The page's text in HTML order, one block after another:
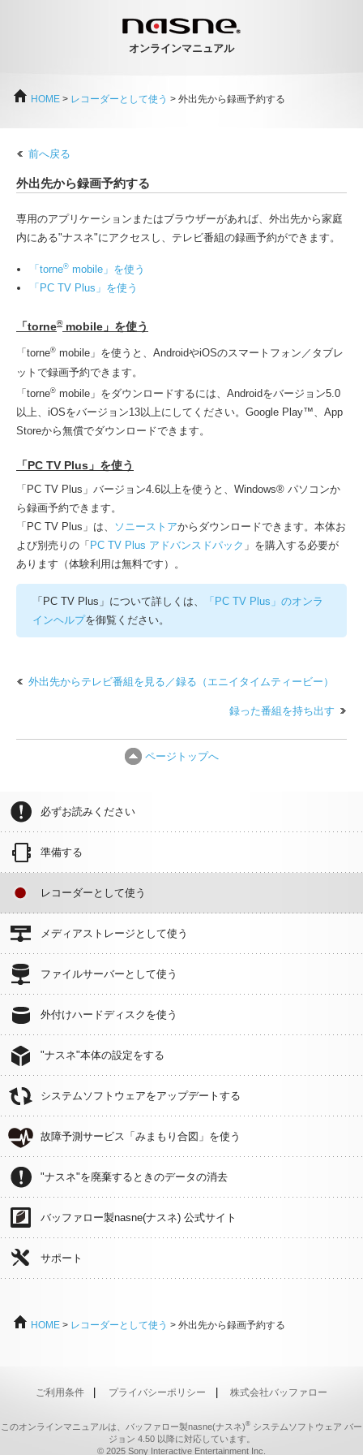
オンラインマニュアル
HOME > レコーダーとして使う > 外出先から録画予約する
前へ戻る
外出先から録画予約する
専用のアプリケーションまたはブラウザーがあれば、外出先から家庭
内にある"ナスネ"にアクセスし、テレビ番組の録画予約ができます。
「torne®mobile」を使う
「PC TV Plus」を使う
「torne®mobile」を使う
「torne® mobile」を使うと、AndroidやiOSのスマートフォン／タブレ
ットで録画予約できます。
「torne® mobile」をダウンロードするには、Androidをバージョン5.0
以上、iOSをバージョン13以上にしてください。Google Play™、App
Storeから無償でダウンロードできます。
「PC TV Plus」を使う
「PC TV Plus」バージョン4.6以上を使うと、Windows® パソコンか
ら録画予約できます。
「PC TV Plus」は、
ソニーストアからダウンロードできます。本体お
よび別売りの「 PC TV Plus アドバンスドパック 」を購入する必要が
あります（体験利用は無料です）。
「PC TV Plus」について詳しくは、
「PC TV Plus」のオンラ
インヘルプを御覧ください。
外出先からテレビ番組を見る／録る（エニイタイムティービー）
録った番組を持ち出す
ページトップへ
必ずお読みください
準備する
レコーダーとして使う
メディアストレージとして使う
ファイルサーバーとして使う
外付けハードディスクを使う
"ナスネ"本体の設定をする
システムソフトウェアをアップデートする
故障予測サービス「みまもり合図」を使う
"ナスネ"を廃棄するときのデータの消去
バッファロー製nasne(ナスネ) 公式サイト
サポート
HOME > レコーダーとして使う > 外出先から録画予約する
ご利用条件 プライバシーポリシー 株式会社バッファロー
このオンラインマニュアルは、バッファロー製nasne(ナスネ)® システムソフトウェア バー
ジョン 4.50 以降に対応しています。
© 2025 Sony Interactive Entertainment Inc.